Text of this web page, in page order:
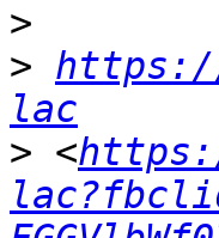
>
>
lac
> <